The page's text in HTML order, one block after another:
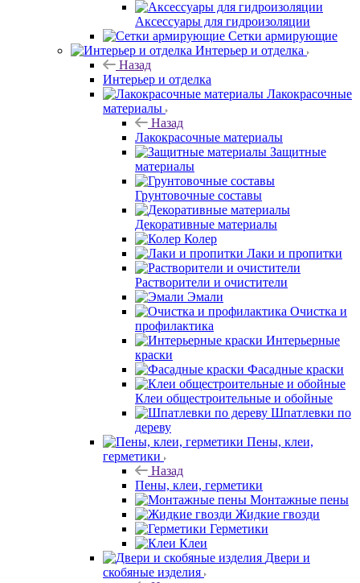
Аксессуары для гидроизоляции
Сетки армирующие
Интерьер и отделка
Назад
Интерьер и отделка
Лакокрасочные
материалы
Назад
Лакокрасочные материалы
Защитные
материалы
Грунтовочные составы
Декоративные материалы
Колер
Лаки и пропитки
Растворители и очистители
Эмали
Очистка и
профилактика
Интерьерные
краски
Фасадные краски
Клеи общестроительные и обойные
Шпатлевки по
дереву
Пены, клеи,
герметики
Назад
Пены, клеи, герметики
Монтажные пены
Жидкие гвозди
Герметики
Клеи
Двери и
скобяные изделия